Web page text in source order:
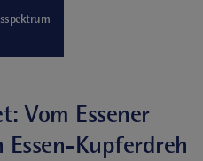
Vom Essener
Kupferdreh